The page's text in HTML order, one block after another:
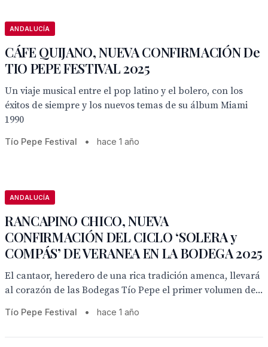
ANDALUCÍA
CÁFE QUIJANO, NUEVA CONFIRMACIÓN De
TIO PEPE FESTIVAL 2025
Un viaje musical entre el pop latino y el bolero, con los
éxitos de siempre y los nuevos temas de su álbum Miami
1990
Tío Pepe Festival • hace 1 año
ANDALUCÍA
RANCAPINO CHICO, NUEVA
CONFIRMACIÓN DEL CICLO ‘SOLERA y
COMPÁS’ DE VERANEA EN LA BODEGA 2025
El cantaor, heredero de una rica tradición amenca, llevará
al corazón de las Bodegas Tío Pepe el primer volumen de...
Tío Pepe Festival • hace 1 año